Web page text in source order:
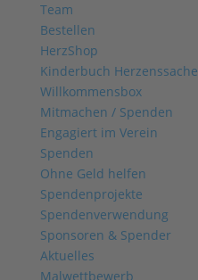
Team
Bestellen
HerzShop
Kinderbuch Herzenssache
Willkommensbox
Mitmachen / Spenden
Engagiert im Verein
Spenden
Ohne Geld helfen
Spendenprojekte
Spendenverwendung
Sponsoren & Spender
Aktuelles
Malwettbewerb